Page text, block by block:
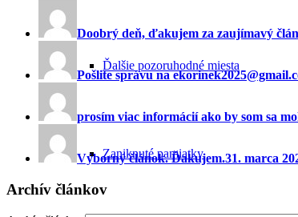
Ďalšie pozoruhodné miesta
Zaniknuté pamiatky
Doobrý deň, ďakujem za zaujímavý
Pošlite správu na
prosím viac informácií ako by som sa
Výborný článok. Ďakujem.31. marca
Archív článkov